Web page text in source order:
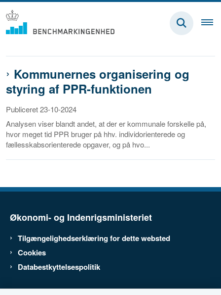
Kommunernes organisering og
styring af PPR-funktionen
Publiceret 23-10-2024
Analysen viser blandt andet, at der er kommunale forskelle på,
hvor meget tid PPR bruger på hhv. individorienterede og
fællesskabsorienterede opgaver, og på hvo...
Økonomi- og Indenrigsministeriet
Tilgængelighedserklæring for dette websted
Cookies
Databestkyttelsespolitik